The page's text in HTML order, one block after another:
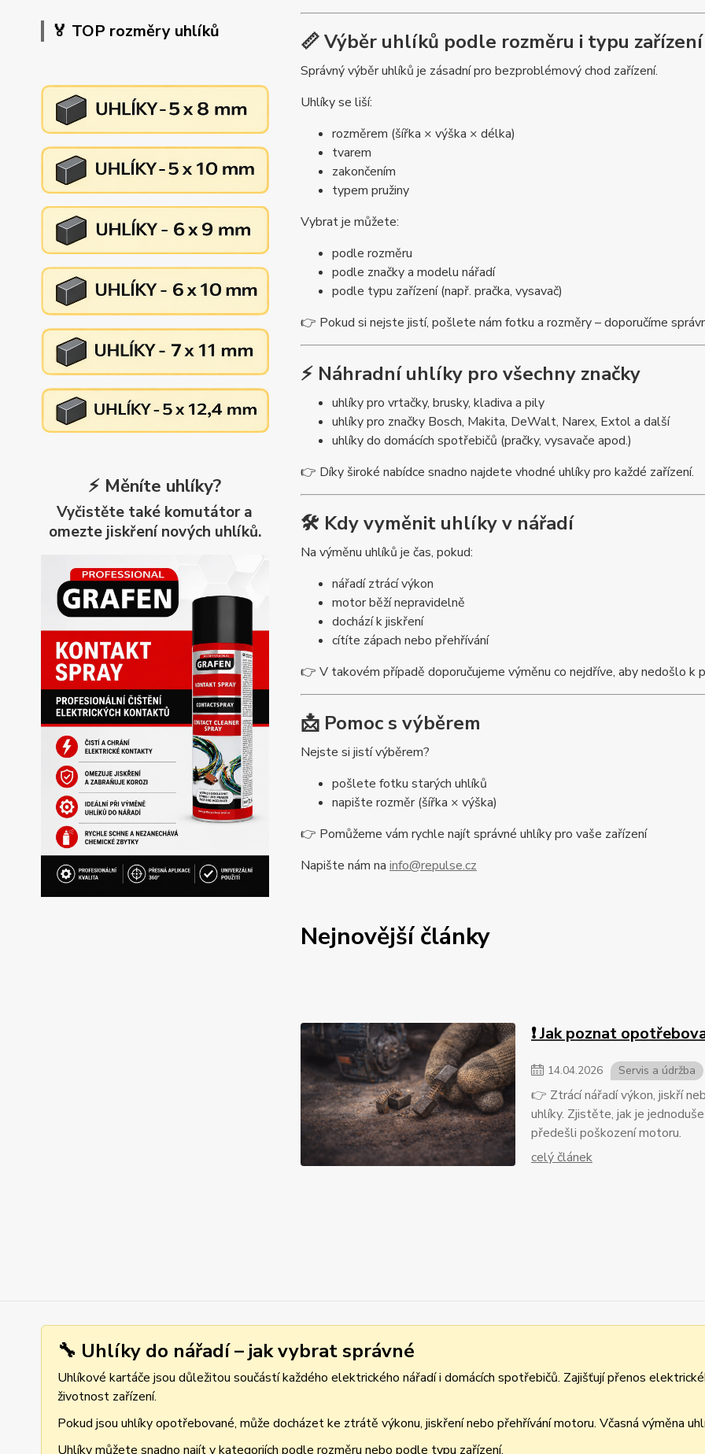
🏅 TOP rozměry uhlíků
⚡ Měníte uhlíky?
Vyčistěte také komutátor a
omezte jiskření nových uhlíků.
📏 Výběr uhlíků podle rozměru i typu zařízení
Správný výběr uhlíků je zásadní pro bezproblémový chod zařízení.
Uhlíky se liší:
rozměrem (šířka × výška × délka)
tvarem
zakončením
typem pružiny
Vybrat je můžete:
podle rozměru
podle značky a modelu nářadí
podle typu zařízení (např. pračka, vysavač)
👉 Pokud si nejste jistí, pošlete nám fotku a rozměry – doporučíme
⚡ Náhradní uhlíky pro všechny značky
uhlíky pro vrtačky, brusky, kladiva a pily
uhlíky pro značky Bosch, Makita, DeWalt, Narex, Extol a další
uhlíky do domácích spotřebičů (pračky, vysavače apod.)
👉 Díky široké nabídce snadno najdete vhodné uhlíky pro každé zařízení.
🛠️ Kdy vyměnit uhlíky v nářadí
Na výměnu uhlíků je čas, pokud:
nářadí ztrácí výkon
motor běží nepravidelně
dochází k jiskření
cítíte zápach nebo přehřívání
👉 V takovém případě doporučujeme výměnu co nejdříve, aby nedošlo k
📩 Pomoc s výběrem
Nejste si jistí výběrem?
pošlete fotku starých uhlíků
napište rozměr (šířka × výška)
👉 Pomůžeme vám rychle najít správné uhlíky pro vaše zařízení
Napište nám na info@repulse.cz
Nejnovější články
❗ Jak poznat
14.04.2026 Servis a údržba
👉 Ztrácí nářadí výkon, jiskří
uhlíky. Zjistěte, jak je
předešli poškození motoru.
celý článek
🔧 Uhlíky do nářadí – jak vybrat správné
Uhlíkové kartáče jsou důležitou součástí každého elektrického nářadí i domácích spotřebičů. Zajišťují přenos
životnost zařízení.
Pokud jsou uhlíky opotřebované, může docházet ke ztrátě výkonu, jiskření nebo přehřívání motoru. Včasná výměna
Uhlíky můžete snadno najít v kategoriích podle rozměru nebo podle typu zařízení.